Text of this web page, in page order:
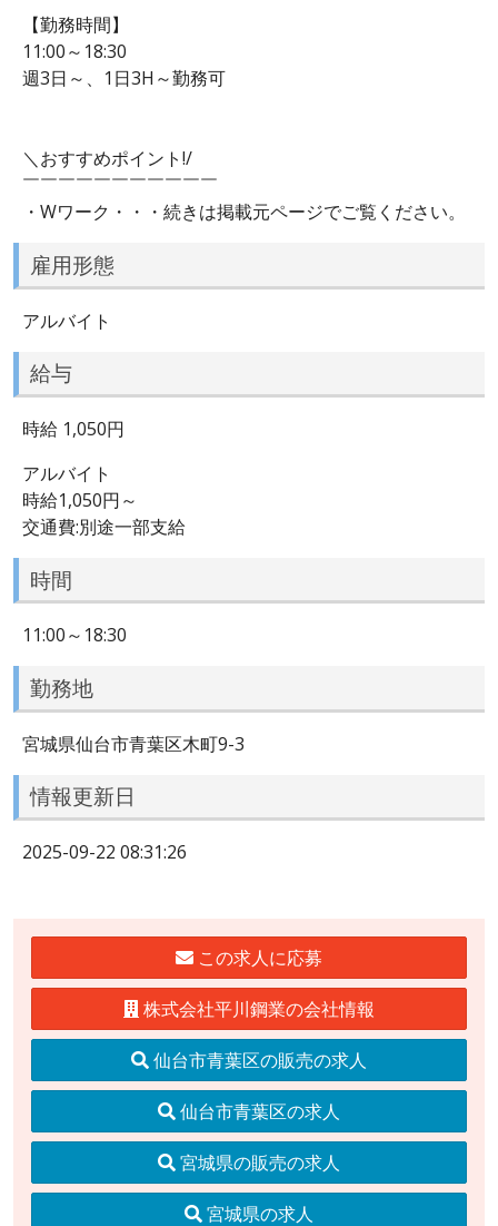
【勤務時間】
11:00～18:30
週3日～、1日3H～勤務可
＼おすすめポイント!/
￣￣￣￣￣￣￣￣￣￣￣
・Wワーク・・・続きは掲載元ページでご覧ください。
雇用形態
アルバイト
給与
時給 1,050円
アルバイト
時給1,050円～
交通費:別途一部支給
時間
11:00～18:30
勤務地
宮城県仙台市青葉区木町9-3
情報更新日
2025-09-22 08:31:26
この求人に応募
株式会社平川鋼業の会社情報
仙台市青葉区の販売の求人
仙台市青葉区の求人
宮城県の販売の求人
宮城県の求人